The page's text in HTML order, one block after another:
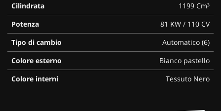
Cilindrata
1199 Cm³
Potenza
81 KW / 110 CV
Tipo di cambio
Automatico (6)
Colore esterno
Bianco pastello
Colore interni
Tessuto Nero